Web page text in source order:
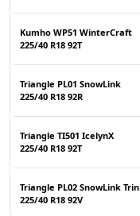
Kumho WP51 WinterCraft
225/40 R18 92T
Triangle PL01 SnowLink
225/40 R18 92R
Triangle TI501 IcelynX
225/40 R18 92T
Triangle PL02 SnowLink Trin
225/40 R18 92V